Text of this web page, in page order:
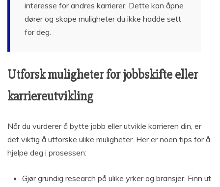
interesse for andres karrierer. Dette kan åpne
dører og skape muligheter du ikke hadde sett
for deg.
Utforsk muligheter for jobbskifte eller
karriereutvikling
Når du vurderer å bytte jobb eller utvikle karrieren din, er
det viktig å utforske ulike muligheter. Her er noen tips for å
hjelpe deg i prosessen:
Gjør grundig research på ulike yrker og bransjer. Finn ut